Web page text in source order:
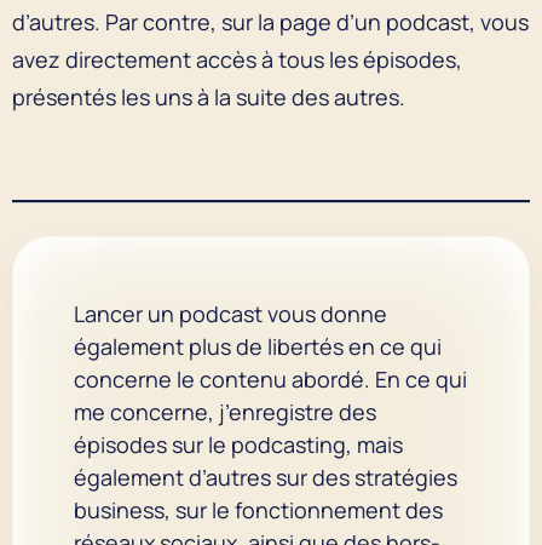
d’autres. Par contre, sur la page d’un podcast, vous
avez directement accès à tous les épisodes,
présentés les uns à la suite des autres.
Lancer un podcast vous donne
également plus de libertés en ce qui
concerne le contenu abordé. En ce qui
me concerne, j’enregistre des
épisodes sur le podcasting, mais
également d’autres sur des stratégies
business, sur le fonctionnement des